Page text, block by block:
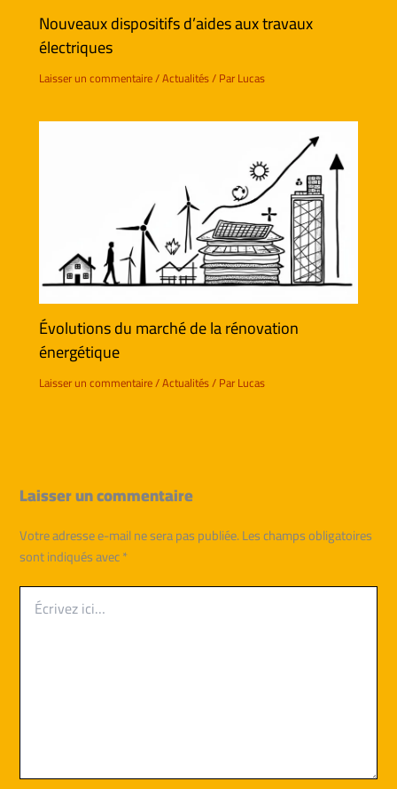
Nouveaux dispositifs d’aides aux travaux
électriques
Laisser un commentaire/Actualités/ ParLucas
Évolutions du marché de la rénovation
énergétique
Laisser un commentaire/Actualités/ ParLucas
Laisser un commentaire
Votre adresse e-mail ne sera pas publiée.Les champs obligatoires
sont indiqués avec*
Écrivez
ici…